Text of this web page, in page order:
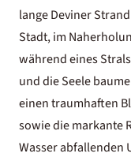
lange Deviner
Stadt, im
während eines
und die Seele
einen traumhaften
sowie die markante
Wasser abfallenden